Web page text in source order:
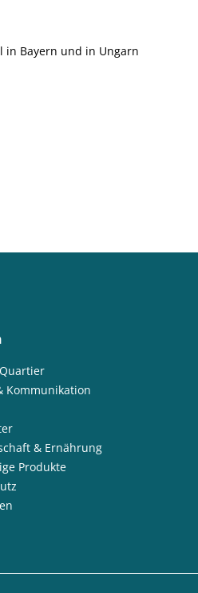
in Bayern und in Ungarn
Kommunikation
& Ernährung
Produkte